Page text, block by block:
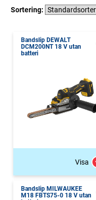
Sortering:
Bandslip DEWALT
DCM200NT 18 V utan
batteri
Visa
Bandslip MILWAUKEE
M18 FBTS75-0 18 V utan